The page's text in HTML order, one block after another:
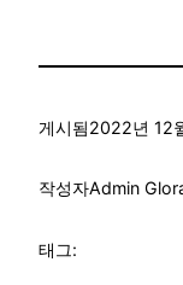
게시됨2022년 12
작성자Admin
태그: